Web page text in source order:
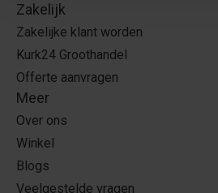
Zakelijk
Zakelijke klant worden
Kurk24 Groothandel
Offerte aanvragen
Meer
Over ons
Winkel
Blogs
Veelgestelde vragen